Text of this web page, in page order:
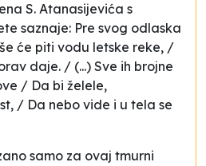
S. Atanasijevića s
saznaje: Pre svog odlaska
će piti vodu letske reke, /
daje. / (...) Sve ih brojne
/ Da bi želele,
/ Da nebo vide i u tela se
samo za ovaj tmurni